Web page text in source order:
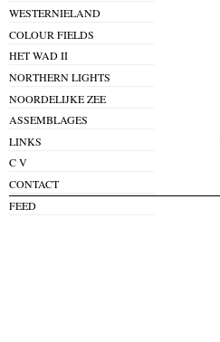
WESTERNIELAND
COLOUR FIELDS
HET WAD II
NORTHERN LIGHTS
NOORDELIJKE ZEE
ASSEMBLAGES
LINKS
C V
CONTACT
FEED